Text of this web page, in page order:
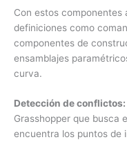
Con estos componentes
definiciones como
componentes de
ensamblajes
curva.
Detección de conflictos:
Grasshopper que busca
encuentra los puntos de